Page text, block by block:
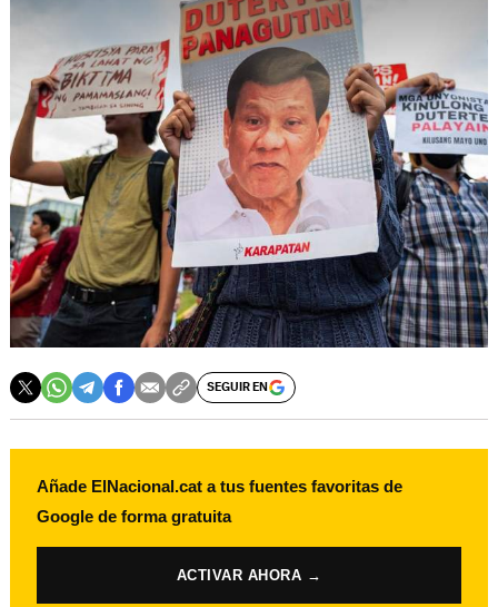
SEGUIR EN
Añade ElNacional.cat a tus fuentes favoritas de
Google de forma gratuita
ACTIVAR AHORA →